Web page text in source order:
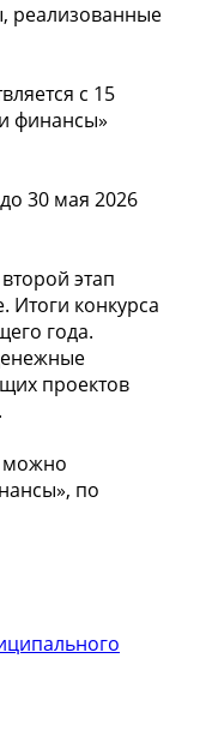
реализованные
с 15
финансы»
30 мая 2026
этап
Итоги конкурса
года.
проектов
можно
по